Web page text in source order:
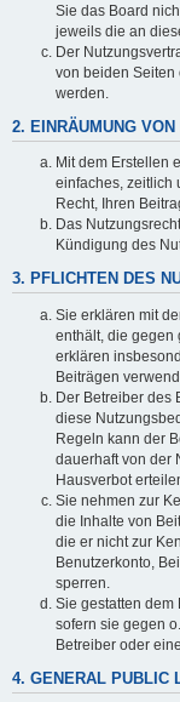
Sie das Board
jeweils die an
Der
von beiden Seiten
werden.
2. EINRÄUMUNG VON
Mit dem Erstellen
einfaches, zeitlich
Recht, Ihren
Das
Kündigung des
3. PFLICHTEN DES
Sie erklären mit
enthält, die gegen
erklären
Beiträgen
Der Betreiber des
diese
Regeln kann der
dauerhaft von der
Hausverbot
Sie nehmen zur
die Inhalte von
die er nicht zur
Benutzerkonto,
sperren.
Sie gestatten dem
sofern sie gegen
Betreiber oder
4. GENERAL PUBLIC